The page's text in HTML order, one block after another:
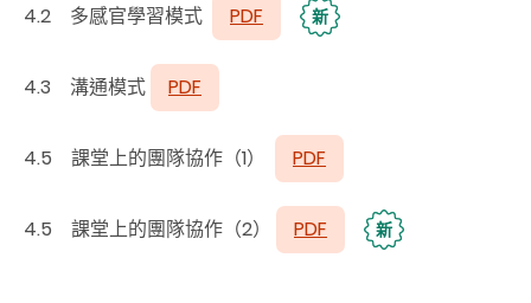
4.2 多感官學習模式
PDF 新
4.3 溝通模式 PDF
4.5 課堂上的團隊協作 （1） PDF
4.5 課堂上的團隊協作（2） PDF 新